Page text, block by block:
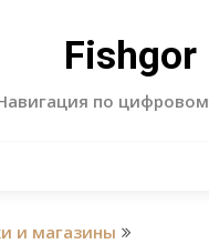
Fishgor
по
и магазины